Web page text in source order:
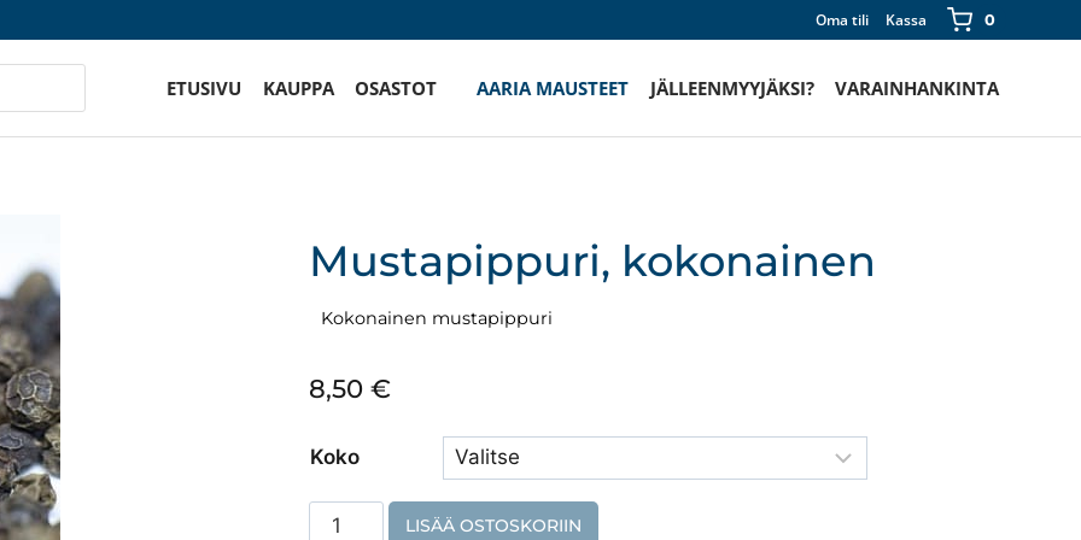
Oma tili Kassa 0
ETUSIVU KAUPPA OSASTOT AARIA MAUSTEET JÄLLEENMYYJÄKSI? VARAINHANKINTA
Mustapippuri, kokonainen
Kokonainen mustapippuri
8,50 €
Koko
Mustapippuri,LISÄÄ OSTOSKORIIN